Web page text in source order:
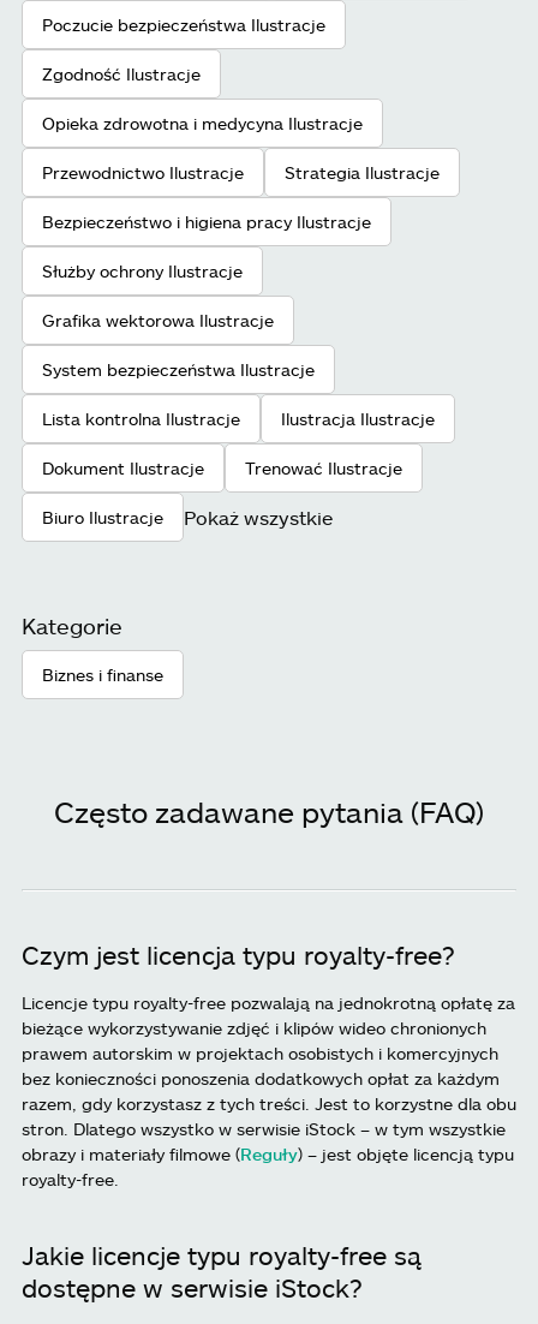
Poczucie bezpieczeństwa Ilustracje
Zgodność Ilustracje
Opieka zdrowotna i medycyna Ilustracje
Przewodnictwo Ilustracje Strategia Ilustracje
Bezpieczeństwo i higiena pracy Ilustracje
Służby ochrony Ilustracje
Grafika wektorowa Ilustracje
System bezpieczeństwa Ilustracje
Lista kontrolna Ilustracje Ilustracja Ilustracje
Dokument Ilustracje Trenować Ilustracje
Biuro Ilustracje Pokaż wszystkie
Kategorie
Biznes i finanse
Często zadawane pytania (FAQ)
Czym jest licencja typu royalty-free?
Licencje typu royalty-free pozwalają na jednokrotną opłatę za
bieżące wykorzystywanie zdjęć i klipów wideo chronionych
prawem autorskim w projektach osobistych i komercyjnych
bez konieczności ponoszenia dodatkowych opłat za każdym
razem, gdy korzystasz z tych treści. Jest to korzystne dla obu
stron. Dlatego wszystko w serwisie iStock – w tym wszystkie
obrazy i materiały filmowe (Reguły) – jest objęte licencją typu
royalty-free.
Jakie licencje typu royalty-free są
dostępne w serwisie iStock?